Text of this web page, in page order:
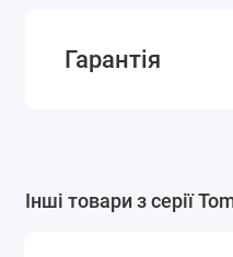
Гарантія
Інші товари з серії